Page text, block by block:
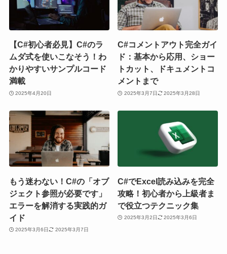
【C#初心者必見】C#のラ
ムダ式を使いこなそう！わ
かりやすいサンプルコード
満載
2025年4月20日
C#コメントアウト完全ガイ
ド：基本から応用、ショー
トカット、ドキュメントコ
メントまで
2025年3月7日 2025年3月28日
もう迷わない！C#の「オブ
ジェクト参照が必要です」
エラーを解消する実践的ガ
イド
2025年3月6日 2025年3月7日
C#でExcel読み込みを完全
攻略！初心者から上級者ま
で役立つテクニック集
2025年3月2日 2025年3月6日